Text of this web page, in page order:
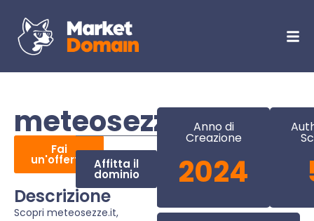
meteosezze.it
Fai
un'offerta Affitta il
dominio
Descrizione
Scopri meteosezze.it,
Anno di
Creazione
2024